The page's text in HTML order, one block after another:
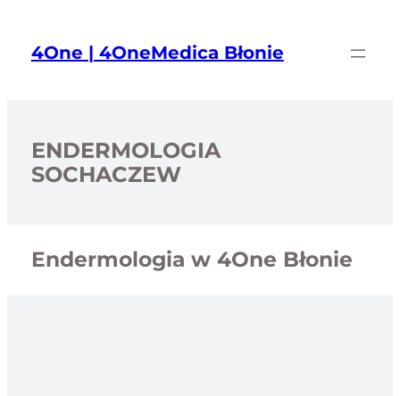
treści4One | 4OneMedica Błonie
ENDERMOLOGIA
SOCHACZEW
Endermologia w 4One Błonie